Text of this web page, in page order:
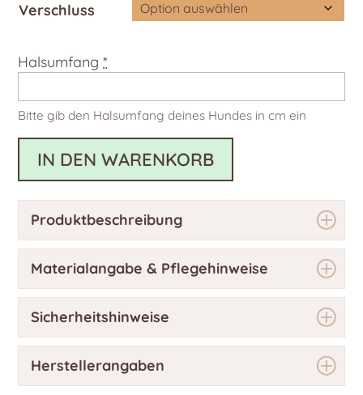
Verschluss
Halsumfang *
Bitte gib den Halsumfang deines Hundes in cm ein
IN DEN WARENKORB
Produktbeschreibung
Materialangabe & Pflegehinweise
Sicherheitshinweise
Herstellerangaben